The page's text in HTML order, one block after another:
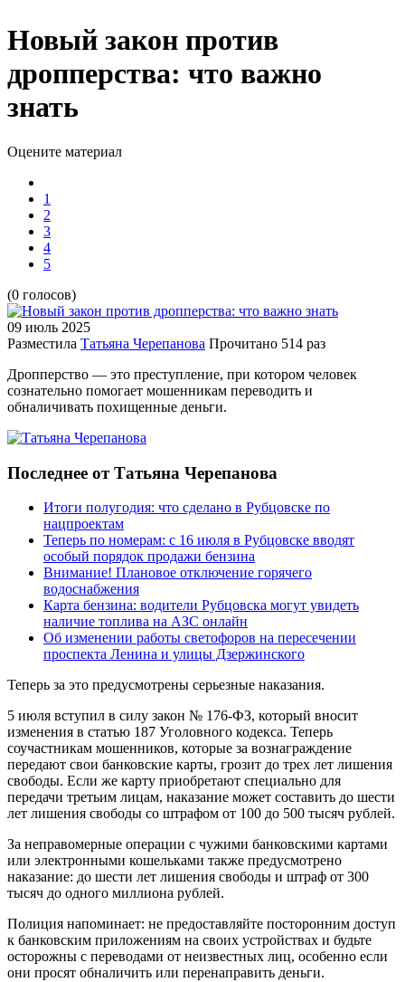
Новый закон против
дропперства: что важно
знать
Оцените материал
1
2
3
4
5
(0 голосов)
09 июль 2025
Разместила Татьяна Черепанова Прочитано 514 раз
Дропперство — это преступление, при котором человек
сознательно помогает мошенникам переводить и
обналичивать похищенные деньги.
Последнее от Татьяна Черепанова
Итоги полугодия: что сделано в Рубцовске по
нацпроектам
Теперь по номерам: с 16 июля в Рубцовске вводят
особый порядок продажи бензина
Внимание! Плановое отключение горячего
водоснабжения
Карта бензина: водители Рубцовска могут увидеть
наличие топлива на АЗС онлайн
Об изменении работы светофоров на пересечении
проспекта Ленина и улицы Дзержинского
Теперь за это предусмотрены серьезные наказания.
5 июля вступил в силу закон № 176-ФЗ, который вносит
изменения в статью 187 Уголовного кодекса. Теперь
соучастникам мошенников, которые за вознаграждение
передают свои банковские карты, грозит до трех лет лишения
свободы. Если же карту приобретают специально для
передачи третьим лицам, наказание может составить до шести
лет лишения свободы со штрафом от 100 до 500 тысяч рублей.
За неправомерные операции с чужими банковскими картами
или электронными кошельками также предусмотрено
наказание: до шести лет лишения свободы и штраф от 300
тысяч до одного миллиона рублей.
Полиция напоминает: не предоставляйте посторонним доступ
к банковским приложениям на своих устройствах и будьте
осторожны с переводами от неизвестных лиц, особенно если
они просят обналичить или перенаправить деньги.